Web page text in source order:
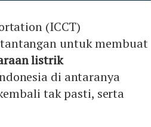
(ICCT)
untuk membuat
listrik
di antaranya
tak pasti, serta